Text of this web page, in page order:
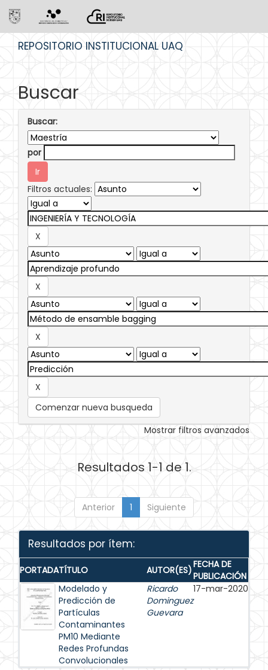
REPOSITORIO INSTITUCIONAL UAQ
Buscar
Buscar:
por
Filtros actuales:
Comenzar nueva busqueda
Mostrar filtros avanzados
Resultados 1-1 de 1.
Anterior 1 Siguiente
Resultados por ítem:
PORTADATÍTULO AUTOR(ES)FECHA DE
PUBLICACIÓN
Modelado y
Predicción de
Partículas
Contaminantes
PM10 Mediante
Redes Profundas
Convolucionales
Ricardo
Dominguez
Guevara
17-mar-2020